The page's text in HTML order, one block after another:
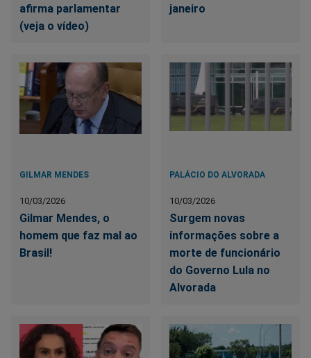
afirma parlamentar
(veja o vídeo)
janeiro
GILMAR MENDES
10/03/2026
Gilmar Mendes, o
homem que faz mal ao
Brasil!
PALÁCIO DO ALVORADA
10/03/2026
Surgem novas
informações sobre a
morte de funcionário
do Governo Lula no
Alvorada